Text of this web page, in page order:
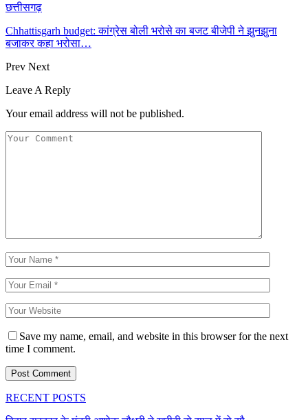
छत्तीसगढ़
Chhattisgarh budget: कांग्रेस बोली भरोसे का बजट बीजेपी ने झुनझुना
बजाकर कहा भरोसा…
Prev Next
Leave A Reply
Your email address will not be published.
Save my name, email, and website in this browser for the next
time I comment.
RECENT POSTS